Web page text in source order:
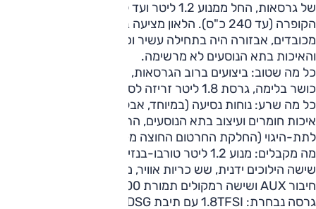
הקופרה (עד 240 כ"ס). הלאון מציעה ברוב הגרסאות ביצועים
מכובדים, אבזורה היה בתחילה עשיר וכיום מעט מעל הממוצע
והאיכות בתא הנוסעים לא מרשימה.
כל מה שטוב: ביצועים ברוב הגרסאות, עיצוב חיצוני עדיין נאה,
כושר בלימה, גרסת 1.8 ליטר זריזה לסוגה ומחירה.
כל מה שרע: נוחות נסיעה (במיוחד, אבל לא רק, בספורטיביות),
איכות חומרים ועיצוב בתא הנוסעים, התנהגות כביש בעלת נטייה
לתת-היגוי (החלקת החרטום החוצה מקו הפנייה).
שישה הילוכים ידנית, שש כריות אוויר, מערכת שמע מקורית עם
חיבור AUX ושישה רמקולים תמורת 115,000 שקל.